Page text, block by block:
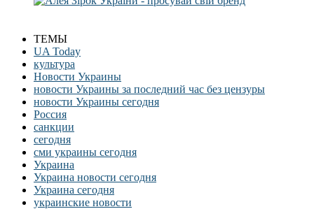
ТЕМЫ
UA Today
культура
Новости Украины
новости Украины за последний час без цензуры
новости Украины сегодня
Россия
санкции
сегодня
сми украины сегодня
Украина
Украина новости сегодня
Украина сегодня
украинские новости